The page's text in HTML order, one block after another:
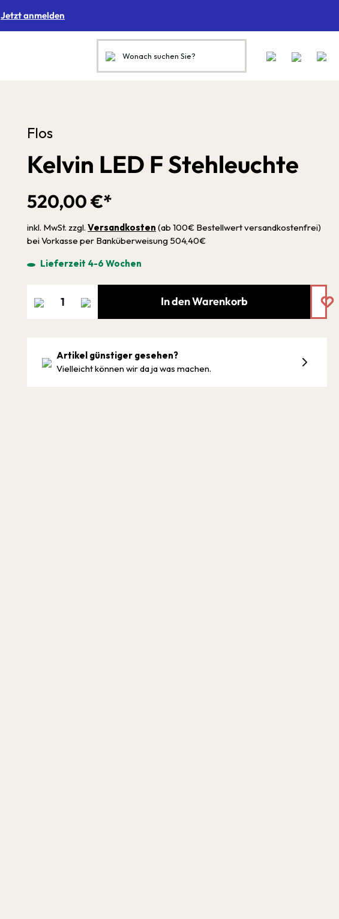
Jetzt anmelden
Flos
Kelvin LED F Stehleuchte
520,00 €*
inkl. MwSt. zzgl. Versandkosten (ab 100€ Bestellwert versandkostenfrei)
bei Vorkasse per Banküberweisung 504,40€
Lieferzeit 4-6 Wochen
In den Warenkorb
Artikel günstiger gesehen?
Vielleicht können wir da ja was machen.